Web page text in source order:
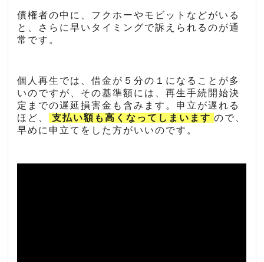
債権者の中に、フクホーやモビットなどがいる
と、さらに早いタイミングで訴えられるのが通
常です。
個人再生では、借金が５分の１になることが多
いのですが、その基準額には、再生手続開始決
定までの遅延損害金も含みます。申立が遅れる
ほど、
支払い額も高くなってしまいます ので、
早めに申立てをした方がいいのです。